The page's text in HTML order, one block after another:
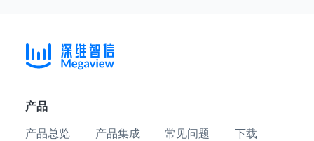
产品
产品总览 产品集成 常见问题 下载